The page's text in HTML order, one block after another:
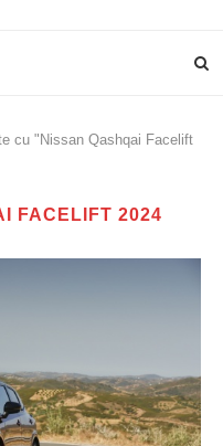
cu "Nissan Qashqai Facelift
FACELIFT 2024